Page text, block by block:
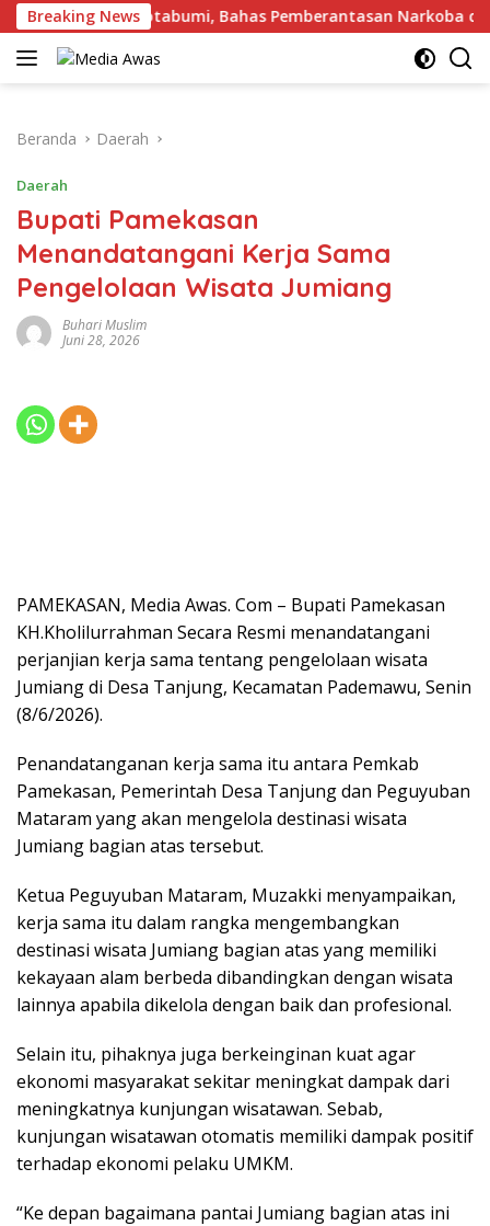
Langsung
ke
konten
Breaking News
Kalapas Kotabumi, Bahas Pemberantasan Narkoba dan
Beranda Daerah
Daerah
Bupati Pamekasan
Menandatangani Kerja Sama
Pengelolaan Wisata Jumiang
Buhari Muslim
Juni 28, 2026
PAMEKASAN, Media Awas. Com – Bupati Pamekasan
KH.Kholilurrahman Secara Resmi menandatangani
perjanjian kerja sama tentang pengelolaan wisata
Jumiang di Desa Tanjung, Kecamatan Pademawu, Senin
(8/6/2026).
Penandatanganan kerja sama itu antara Pemkab
Pamekasan, Pemerintah Desa Tanjung dan Peguyuban
Mataram yang akan mengelola destinasi wisata
Jumiang bagian atas tersebut.
Ketua Peguyuban Mataram, Muzakki menyampaikan,
kerja sama itu dalam rangka mengembangkan
destinasi wisata Jumiang bagian atas yang memiliki
kekayaan alam berbeda dibandingkan dengan wisata
lainnya apabila dikelola dengan baik dan profesional.
Selain itu, pihaknya juga berkeinginan kuat agar
ekonomi masyarakat sekitar meningkat dampak dari
meningkatnya kunjungan wisatawan. Sebab,
kunjungan wisatawan otomatis memiliki dampak positif
terhadap ekonomi pelaku UMKM.
“Ke depan bagaimana pantai Jumiang bagian atas ini